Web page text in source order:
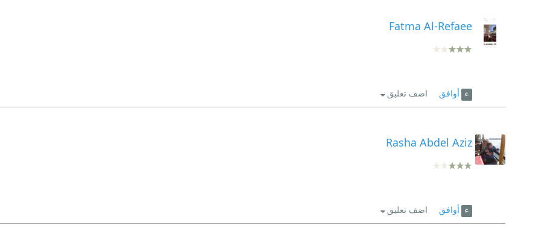
Fatma Al-Refaee
أوافق اضف تعليق
Rasha Abdel Aziz
أوافق اضف تعليق